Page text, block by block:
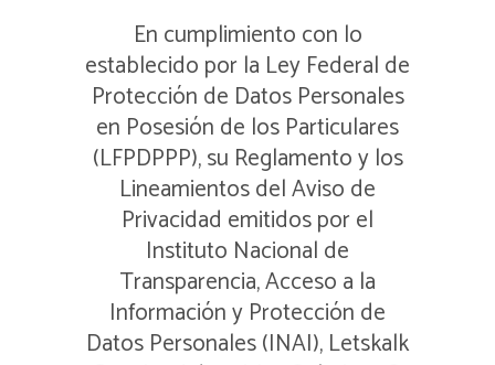
En cumplimiento con lo
establecido por la Ley Federal de
Protección de Datos Personales
en Posesión de los Particulares
(LFPDPPP), su Reglamento y los
Lineamientos del Aviso de
Privacidad emitidos por el
Instituto Nacional de
Transparencia, Acceso a la
Información y Protección de
Datos Personales (INAI), Letskalk